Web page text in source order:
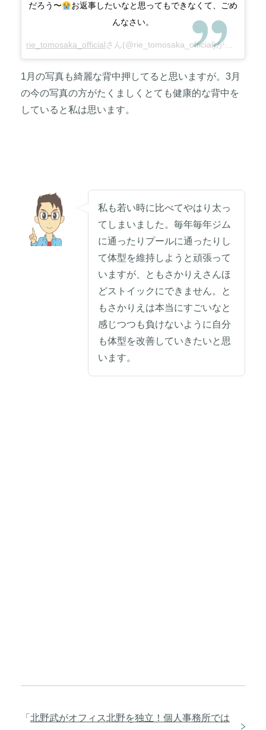
だろう〜
お返事したいなと思ってもできなくて、ごめ
んなさい。
rie_tomosaka_officialさん(@rie_tomosaka_official)がシェアした投稿 –
1月の写真も綺麗な背中押してると思いますが。3月
の今の写真の方がたくましくとても健康的な背中を
していると私は思います。
私も若い時に比べてやはり太っ
てしまいました。毎年毎年ジム
に通ったりプールに通ったりし
て体型を維持しようと頑張って
いますが、ともさかりえさんほ
どストイックにできません。と
もさかりえは本当にすごいなと
感じつつも負けないように自分
も体型を改善していきたいと思
います。
「 北野武がオフィス北野を独立！個人事務所では